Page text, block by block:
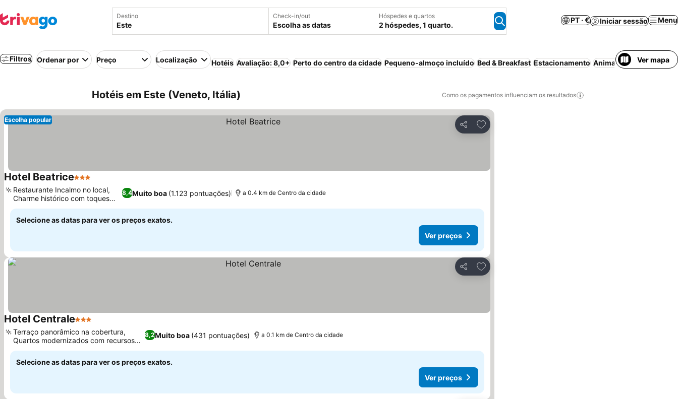
Destino Check-in/out
Escolha as datas
Hóspedes e quartos
2 hóspedes, 1 quarto.
PT · € Iniciar sessão Menu
Filtros Ordenar por Preço Localização Hotéis Avaliação: 8,0+ Perto do centro da cidade Pequeno-almoço incluído Bed & Breakfast Estacionamento Animais permitidos
Ver mapa
Hotéis em Este (Veneto, Itália) Como os pagamentos influenciam os resultados
Partilhar
Adicionar aos favoritos
Escolha popular
Hotel Beatrice3 Estrelas
8,4Muito boa (1.123 pontuações)
Restaurante Incalmo no local,
Charme histórico com toques
retrô
a 0.4 km de Centro da cidade
Selecione as datas para ver os preços exatos.
Ver preços
Partilhar
Adicionar aos favoritos
Hotel Centrale3 Estrelas
8,2Muito boa (431 pontuações)
Terraço panorâmico na cobertura,
Quartos modernizados com recursos
inteligentes
a 0.1 km de Centro da cidade
Selecione as datas para ver os preços exatos.
Ver preços